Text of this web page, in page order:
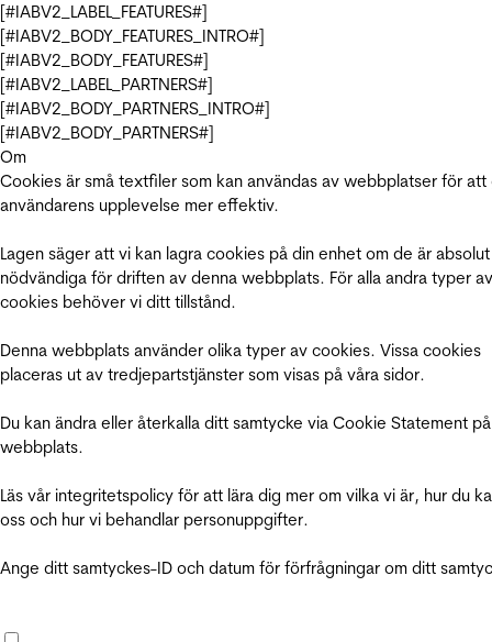
[#IABV2_LABEL_FEATURES#]
[#IABV2_BODY_FEATURES_INTRO#]
[#IABV2_BODY_FEATURES#]
[#IABV2_LABEL_PARTNERS#]
[#IABV2_BODY_PARTNERS_INTRO#]
[#IABV2_BODY_PARTNERS#]
Om
Cookies är små textfiler som kan användas av webbplatser för att
användarens upplevelse mer effektiv.
Lagen säger att vi kan lagra cookies på din enhet om de är absolut
nödvändiga för driften av denna webbplats. För alla andra typer av
cookies behöver vi ditt tillstånd.
Denna webbplats använder olika typer av cookies. Vissa cookies
placeras ut av tredjepartstjänster som visas på våra sidor.
Du kan ändra eller återkalla ditt samtycke via Cookie Statement
webbplats.
Läs vår integritetspolicy för att lära dig mer om vilka vi är, hur du
oss och hur vi behandlar personuppgifter.
Ange ditt samtyckes-ID och datum för förfrågningar om ditt